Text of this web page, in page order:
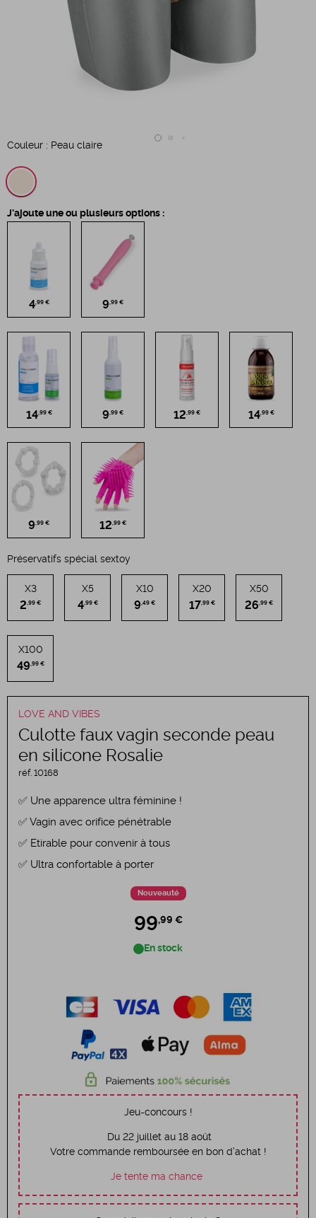
LOVE AND VIBES
Culotte faux vagin seconde peau
en silicone Rosalie
réf. 10168
Une apparence ultra féminine !
Vagin avec orifice pénétrable
Etirable pour convenir à tous
Ultra confortable à porter
Nouveauté
99,99 €
En stock
Jeu-concours !
Du 22 juillet au 18 août
Votre commande remboursée en bon d'achat !
Je tente ma chance
Couleur : Peau claire
J'ajoute une ou plusieurs options :
4,99 € 9,99 €
14,99 € 9,99 € 12,99 € 14,99 €
9,99 € 12,99 €
Préservatifs spécial sextoy
X3
2 ,99 €
X5
4 ,99 €
X10
9 ,49 €
X20
17,99 €
X50
26 ,99 €
X100
49 ,99 €